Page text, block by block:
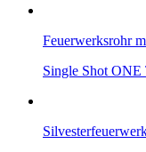
Feuerwerksrohr
Single Shot ONE